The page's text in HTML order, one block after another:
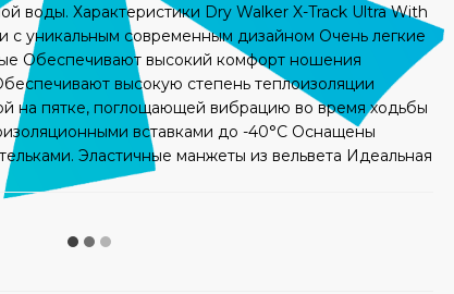
воды. Характеристики Dry Walker X-Track Ultra With
с уникальным современным дизайном Очень легкие
Обеспечивают высокий комфорт ношения
высокую степень теплоизоляции
на пятке, поглощающей вибрацию во время ходьбы
вставками до -40°C Оснащены
Эластичные манжеты из вельвета Идеальная